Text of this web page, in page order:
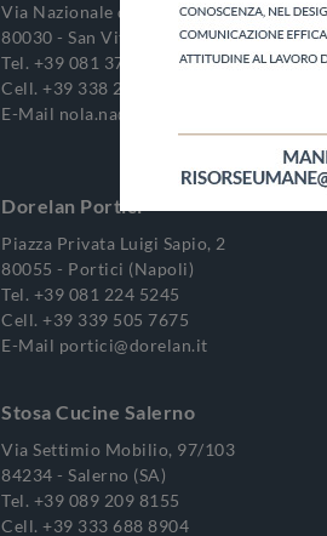
Via Nazionale delle Puglie, 149
80030 - San Vitaliano (Napoli)
Tel. +39 081 376 3904
Cell. +39 338 261 2938
E-Mail nola.na@dorelan.it
Dorelan Portici
Piazza Privata Luigi Sapio, 2
80055 - Portici (Napoli)
Tel. +39 081 224 5245
Cell. +39 339 505 7675
E-Mail portici@dorelan.it
Stosa Cucine Salerno
Via Settimio Mobilio, 97/103
84234 - Salerno (SA)
Tel. +39 089 209 8155
Cell. +39 333 688 8904